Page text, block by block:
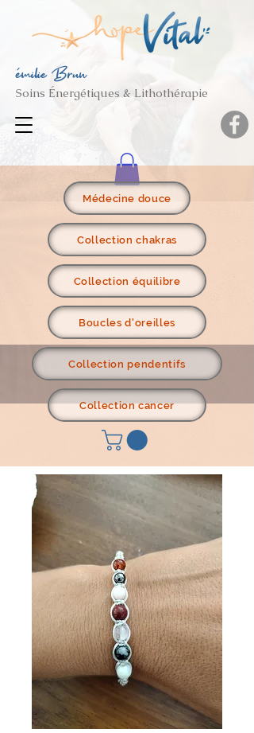
émilie Brun
Soins Énergétiques & Lithothérapie
Médecine douce
Collection chakras
Collection équilibre
Boucles d'oreilles
Collection pendentifs
Collection cancer